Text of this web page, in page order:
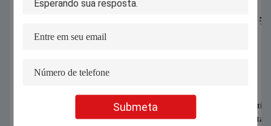
Submeta
1070nm 1000W 1500W Máquina
portátil de soldagem a laser para
Máquina
industrial